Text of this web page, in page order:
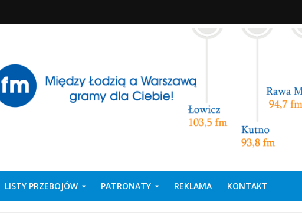
LISTY PRZEBOJÓW PATRONATY REKLAMA KONTAKT